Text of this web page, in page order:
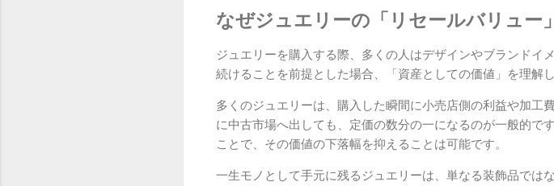
なぜジュエリーの「リセールバリュー
ジュエリーを購入する際、多くの人はデザインやブランド
続けることを前提とした場合、「資産としての価値」を理解
多くのジュエリーは、購入した瞬間に小売店側の利益や加工
に中古市場へ出しても、定価の数分の一になるのが一般的で
ことで、その価値の下落幅を抑えることは可能です。
一生モノとして手元に残るジュエリーは、単なる装飾品では